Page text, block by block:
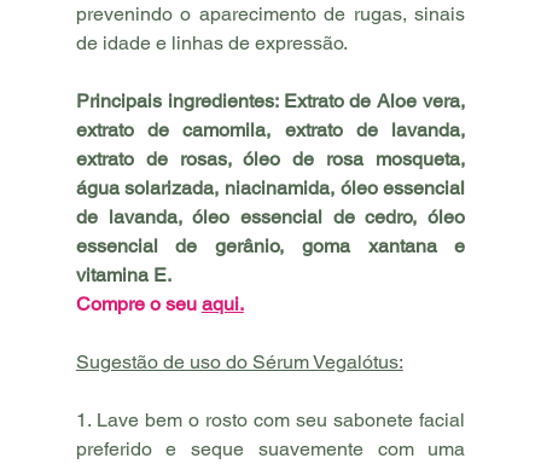
prevenindo o aparecimento de rugas, sinais
de idade e linhas de expressão.
Principais ingredientes: Extrato de Aloe vera,
extrato de camomila, extrato de lavanda,
extrato de rosas, óleo de rosa mosqueta,
água solarizada, niacinamida, óleo essencial
de lavanda, óleo essencial de cedro, óleo
essencial de gerânio, goma xantana e
vitamina E.
Compre o seu aqui.
Sugestão de uso do Sérum Vegalótus:
1. Lave bem o rosto com seu sabonete facial
preferido e seque suavemente com uma